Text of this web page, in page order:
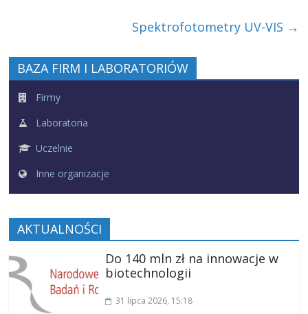
Spektrofotometry UV-VIS →
BAZA FIRM I LABORATORIÓW
Firmy
Laboratoria
Uczelnie
Inne organizacje
AKTUALNOŚCI
Do 140 mln zł na innowacje w
biotechnologii
31 lipca 2026, 15:18